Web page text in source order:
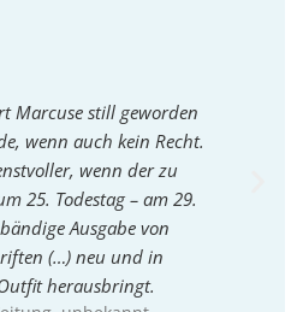
Marcuse still geworden
wenn auch kein Recht.
wenn der zu
25. Todestag – am 29.
Ausgabe von
(…) neu und in
herausbringt.